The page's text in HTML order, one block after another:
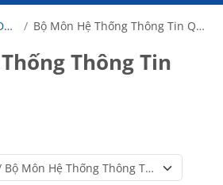
Khoa Kinh Doanh Bộ Môn Hệ Thống Thông Tin Quản Lý
Thông Tin
Course categories